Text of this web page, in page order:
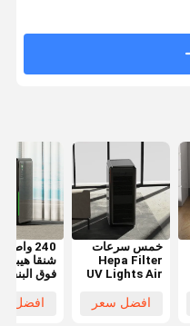
خمس سرعات
Hepa Filter
UV Lights Air
Material OEM
افضل سعر
240 واط
شنقا هيبا
فوق
التخصيص
افضل